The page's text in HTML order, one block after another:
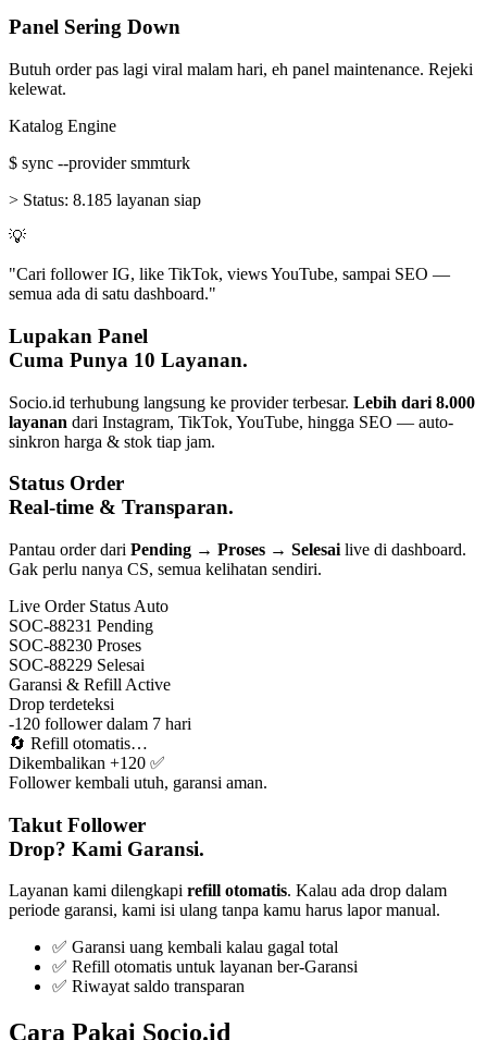
Panel Sering Down
Butuh order pas lagi viral malam hari, eh panel maintenance. Rejeki
kelewat.
Katalog Engine
$ sync --provider smmturk
> Status: 8.185 layanan siap
💡
"Cari follower IG, like TikTok, views YouTube, sampai SEO —
semua ada di satu dashboard."
Lupakan Panel
Cuma Punya 10 Layanan.
Socio.id terhubung langsung ke provider terbesar. Lebih dari 8.000
layanan dari Instagram, TikTok, YouTube, hingga SEO — auto-
sinkron harga & stok tiap jam.
Status Order
Real-time & Transparan.
Pantau order dari Pending → Proses → Selesai live di dashboard.
Gak perlu nanya CS, semua kelihatan sendiri.
Live Order Status Auto
SOC-88231 Pending
SOC-88230 Proses
SOC-88229 Selesai
Garansi & Refill Active
Drop terdeteksi
-120 follower dalam 7 hari
🔄 Refill otomatis…
Dikembalikan +120 ✅
Follower kembali utuh, garansi aman.
Takut Follower
Drop? Kami Garansi.
Layanan kami dilengkapi refill otomatis. Kalau ada drop dalam
periode garansi, kami isi ulang tanpa kamu harus lapor manual.
✅ Garansi uang kembali kalau gagal total
✅ Refill otomatis untuk layanan ber-Garansi
✅ Riwayat saldo transparan
Cara Pakai Socio.id